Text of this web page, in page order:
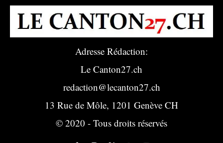
Adresse Rédaction:
Le Canton27.ch
redaction@lecanton27.ch
13 Rue de Môle, 1201 Genève CH
© 2020 - Tous droits réservés